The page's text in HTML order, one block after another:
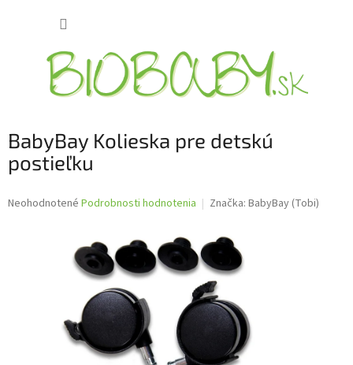
BabyBay Kolieska pre detskú
postieľku
Priemerné
Neohodnotené Podrobnosti hodnotenia Značka: BabyBay (Tobi)